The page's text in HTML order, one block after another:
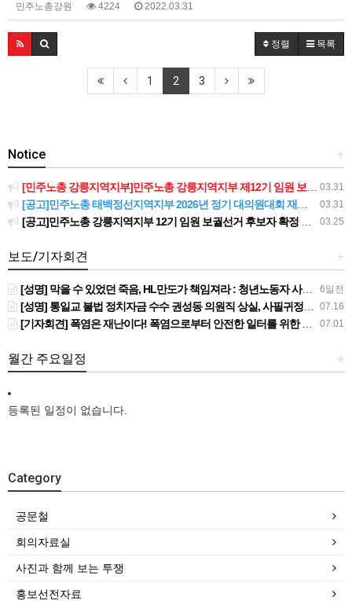
민주노총강원 4224 2022.03.31
정렬 목록
1 2 3
+
Notice
03.31
[민주노총 강릉지역지부]민주노총 강릉지역지부 제12기 임원 보궐선거결과 공고
03.31
[공고]민주노총 태백정선지역지부 2026년 정기 대의원대회 재소집 건
03.25
[공고]민주노총 강릉지역지부 12기 임원 보궐선거 후보자 확정 공고
+
보도/기자회견
6일전
[성명] 막을 수 있었던 죽음, HL만도가 책임져라 : 청년노동자 사망사고의 철저한 진상규명과 재발방지 대책 마련하라
07.16
[성명] 통일교 불법 정치자금 수수 권성동 의원직 상실, 사필귀정이다
07.01
[기자회견] 폭염은 재난이다! 폭염으로부터 안전한 일터를 위한 민주노총 강원지역본부 폭염감시단 선포 기자회견
+
월간 주요일정
등록된 일정이 없습니다.
Category
공문철
회의자료실
사진과 함께 보는 투쟁
홍보선전자료